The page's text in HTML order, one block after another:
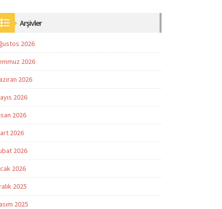
Arşivler
2026
2026
2026
2026
2026
2026
2026
2026
2025
2025